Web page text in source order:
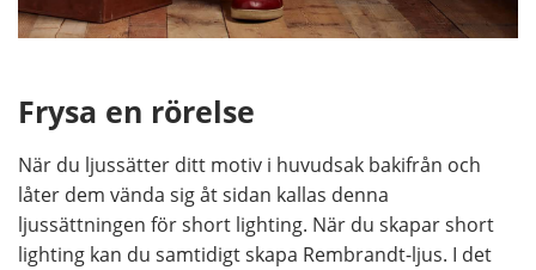
Frysa en rörelse
När du ljussätter ditt motiv i huvudsak bakifrån och
låter dem vända sig åt sidan kallas denna
ljussättningen för short lighting. När du skapar short
lighting kan du samtidigt skapa Rembrandt-ljus. I det